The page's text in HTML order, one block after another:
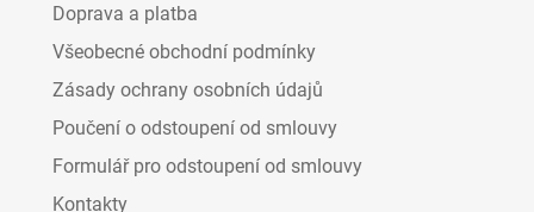
Doprava a platba
Všeobecné obchodní podmínky
Zásady ochrany osobních údajů
Poučení o odstoupení od smlouvy
Formulář pro odstoupení od smlouvy
Kontakty